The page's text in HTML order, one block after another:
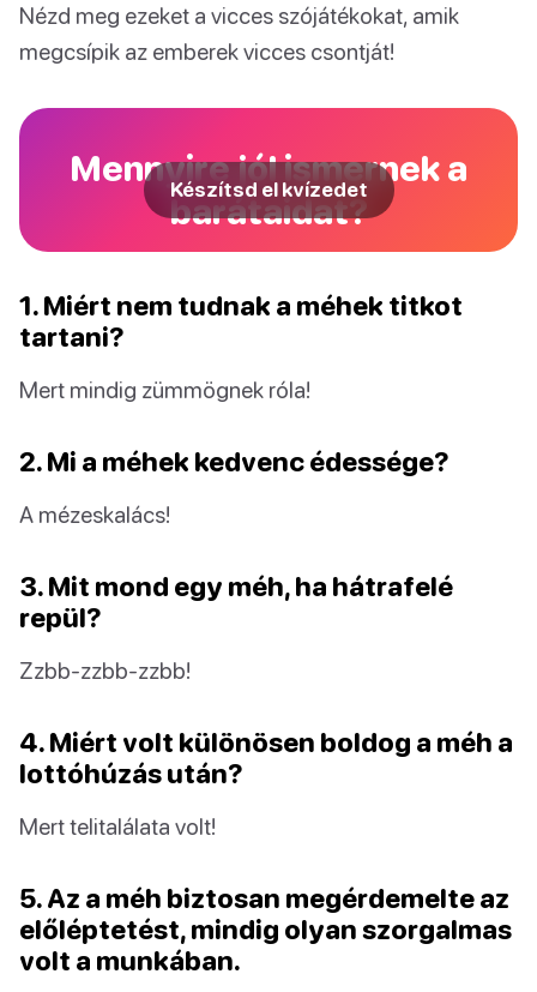
Nézd meg ezeket a vicces szójátékokat, amik
megcsípik az emberek vicces csontját!
Mennyire jól ismernek a
barátaidat?
Készítsd el kvízedet
1. Miért nem tudnak a méhek titkot
tartani?
Mert mindig zümmögnek róla!
2. Mi a méhek kedvenc édessége?
A mézeskalács!
3. Mit mond egy méh, ha hátrafelé
repül?
Zzbb-zzbb-zzbb!
4. Miért volt különösen boldog a méh a
lottóhúzás után?
Mert telitalálata volt!
5. Az a méh biztosan megérdemelte az
előléptetést, mindig olyan szorgalmas
volt a munkában.